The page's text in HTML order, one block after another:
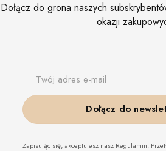
Dołącz do grona naszych
okazji
Twój adres e-mail
Dołącz do
Zapisując się, akceptujesz nasz Regulamin.